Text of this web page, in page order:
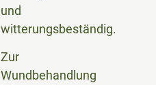
und
witterungsbeständig.
Zur
Wundbehandlung